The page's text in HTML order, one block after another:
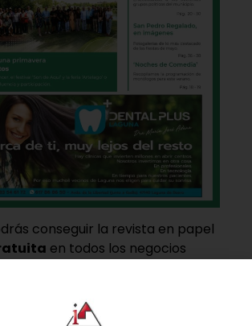
conseguir la revista en papel
en todos los negocios